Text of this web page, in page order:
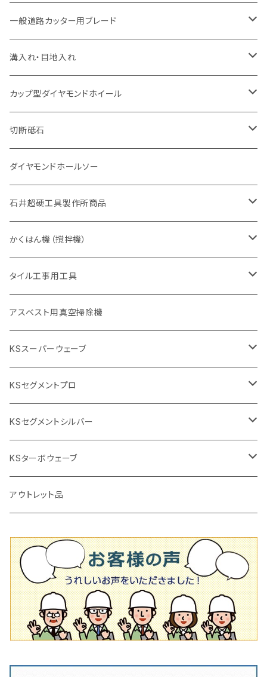
大理石
ヒューム管・U字溝切断用
アスファルト切断用
一般道路カッター用
セグメント（特殊凸凹加工チップ
セグメント
セグメント（特殊凸凹加工チップ
レンガ切断用
セグメント
セグメント（特殊凸凹加工チップ
インターロッキング切断用
セグメントタイプ
一般道路カッター用
鋳鉄管切断用
セグメントタイプ
埋設鋳鉄管工事対応タイプ
ヒューム管・U字溝切断用
セグメント
セグメント（特殊凸凹加工チップ
アスファルト切断用
一般道路カッター用
セグメント
セグメント（特殊凸凹加工チップ
ブロック切断用
セグメント
セグメント（特殊凸凹加工チップ
レンガ切断用
セグメント
セグメント（特殊凸凹加工チップ
インターロッキング切断用
セグメントタイプ
一般道路カッター用
鋳鉄管切断用
セグメントタイプ
埋設鋳鉄管工事対応タイプ
ヒューム管・U字溝切断用
セグメントタイプ
セグメント（特殊凸凹加工チップ
アスファルト切断用
一般道路カッター用
セグメントタイプ
一般道路カッター用
鉄筋コンクリート切断用
セグメントタイプ
インターロッキング切断用
セグメントタイプ
一般道路カッター用
鋳鉄管切断用
セグメントタイプ
埋設鋳鉄管工事対応タイプ
ヒューム管・U字溝切断用
セグメントタイプ
アスファルト切断用
一般道路カッター用
道路アスファルト切断用
Aロット
有効長 250mm
有効長 370mm
Ｃロット
有効長 250mm
M27
有効長 250mm
一般道路カッター用ブレード
道路（アスファルト用）
255mm（10インチ）
305mm（12インチ）
道路（コンクリート舗装面）
255mm（10インチ）
305mm（12インチ）
道路（アス・コン兼用）
305mm（12インチ）
355mm（14インチ）
溝入れ・目地入れ
V型チップ
ストレート型チップ
U型チップ
カップ型ダイヤモンドホイール
100mm（4インチ）
125mm（5インチ）
切断砥石
金属用
305mm（12インチ）
355mm（14インチ）
非金属用
305mm（12インチ）
355mm（14インチ）
ダイヤモンドホールソー
石井超硬工具製作所商品
押し切り（タイル切断機）
本体
電動切断機
本体
ダイヤモンドホイール
ブリック＆ブロック用切断機
穴あけ用工具
タイルニッパー
プロ用鏝（こて）
吸着盤
その他
タイル針
かくはん機（撹拌機）
本体
低速回転
高速回転
付属品
撹拌羽根
撹拌軸
タイル工事用工具
手動工具
押し切り（手動切断機
押し切り替え刃（手動切断機替え刃
タイル針
その他
電動工具
電動切断機
タイルパッチ（ビブラート
アスベスト用真空掃除機
KSスーパーウェーブ
105mm（4インチ）
125ｍｍ（5インチ）
KSセグメントプロ
105mm（4インチ）
通常品
ビス穴付き
125mm（5インチ）
通常品
オフセットタイプ（ハットタイプ
150ｍｍ（6インチ）
205ｍｍ（8インチ）
230mm（9インチ）
KSセグメントシルバー
105mm（4インチ）
125mm（5インチ）
180mm（7インチ）
205mm（8インチ）
230mm（9インチ）
KSターボウェーブ
105mm（4インチ）
150ｍｍ（6インチ）
180ｍｍ（7インチ）
205mm（8インチ）
アウトレット品